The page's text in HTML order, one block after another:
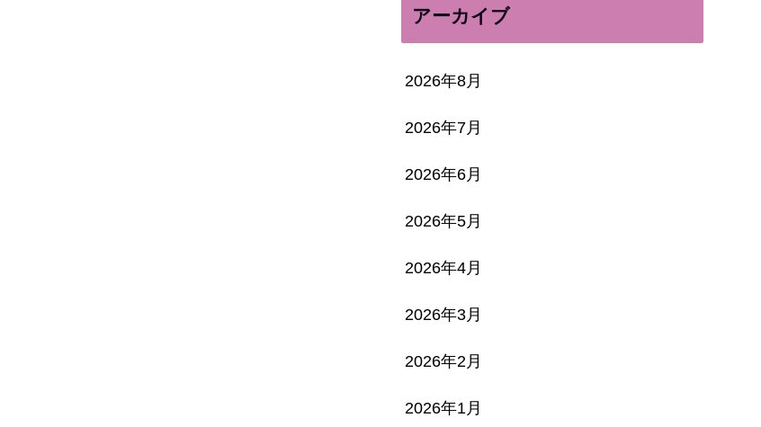
アーカイブ
2026年8月
2026年7月
2026年6月
2026年5月
2026年4月
2026年3月
2026年2月
2026年1月